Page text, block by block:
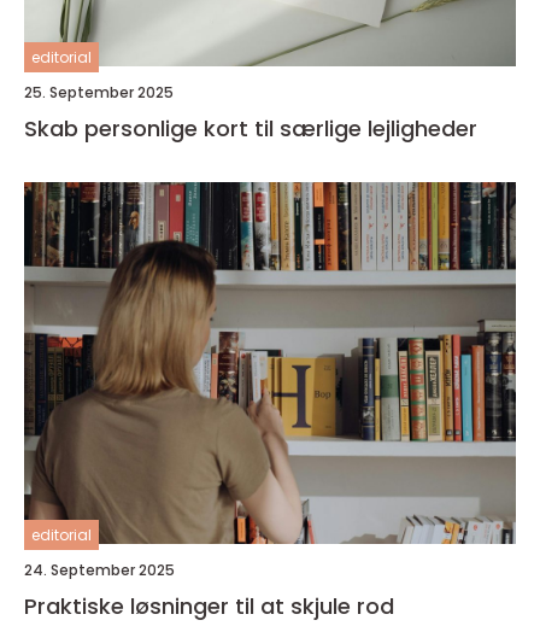
editorial
25. September 2025
Skab personlige kort til særlige lejligheder
editorial
24. September 2025
Praktiske løsninger til at skjule rod